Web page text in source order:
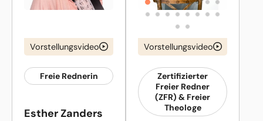
Vorstellungsvideo
Freie Rednerin
Esther Zanders
Vorstellungsvideo
Zertifizierter
Freier Redner
(ZFR) & Freier
Theologe